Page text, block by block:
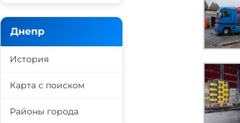
Днепр
История
Карта с поиском
Районы города